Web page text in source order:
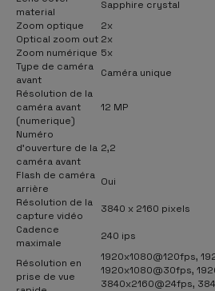
material
Sapphire crystal
Zoom optique
2x
Optical zoom out 2x
Zoom numérique 5x
Type de caméra
avant
Caméra unique
Résolution de la
caméra avant
(numerique)
12 MP
Numéro
d'ouverture de la
caméra avant
2,2
Flash de caméra
arrière
Oui
Résolution de la
capture vidéo
3840 x 2160 pixels
Cadence
maximale
240 ips
Résolution en
prise de vue
1920x1080@120fps,
1920x1080@30fps,
3840x2160@24fps,